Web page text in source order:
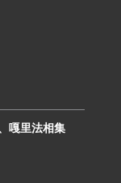
嘎里法相集